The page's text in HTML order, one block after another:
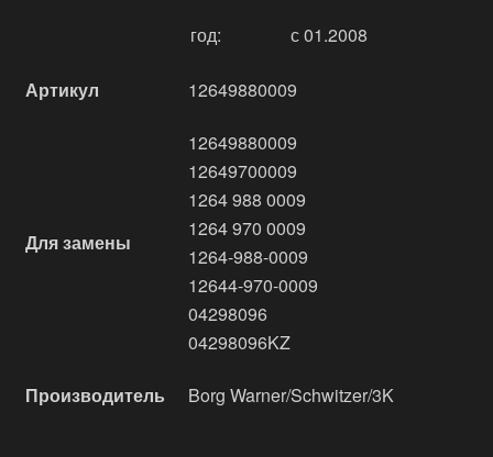
год: с 01.2008
Артикул 12649880009
Для замены
12649880009
12649700009
1264 988 0009
1264 970 0009
1264-988-0009
12644-970-0009
04298096
04298096KZ
Производитель Borg Warner/Schwitzer/3K